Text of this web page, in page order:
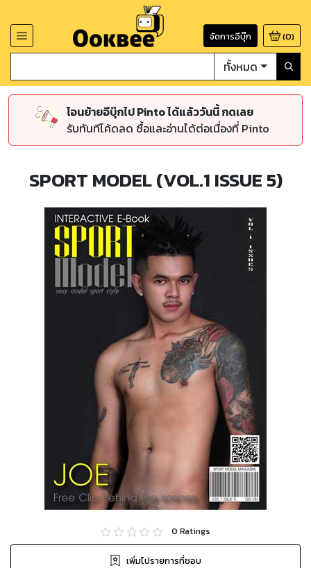
จัดการอีบุ๊ก (0)
ทั้งหมด
โอนย้ายอีบุ๊กไป Pinto ได้แล้ววันนี้ กดเลย
รับทันทีโค้ดลด ซื้อและอ่านได้ต่อเนื่องที่ Pinto
SPORT MODEL (VOL.1 ISSUE 5)
0 Ratings
เพิ่มไปรายการที่ชอบ